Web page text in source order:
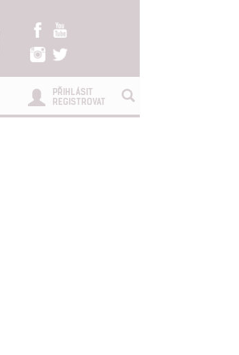
PŘIHLÁSIT
REGISTROVAT